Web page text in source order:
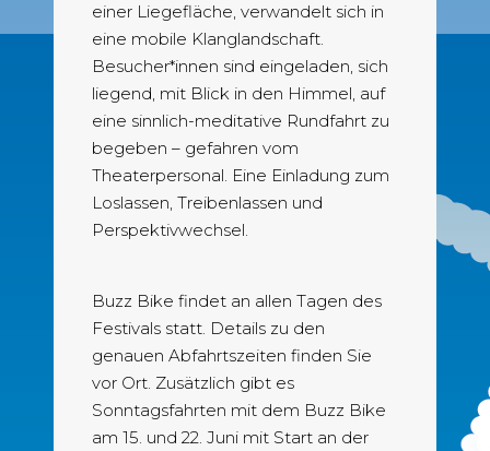
einer Liegefläche, verwandelt sich in
eine mobile Klanglandschaft.
Besucher*innen sind eingeladen, sich
liegend, mit Blick in den Himmel, auf
eine sinnlich-meditative Rundfahrt zu
begeben – gefahren vom
Theaterpersonal. Eine Einladung zum
Loslassen, Treibenlassen und
Perspektivwechsel.
Buzz Bike findet an allen Tagen des
Festivals statt. Details zu den
genauen Abfahrtszeiten finden Sie
vor Ort. Zusätzlich gibt es
Sonntagsfahrten mit dem Buzz Bike
am 15. und 22. Juni mit Start an der